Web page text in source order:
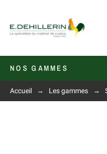
NOS GAMMES
Accueil Les gammes